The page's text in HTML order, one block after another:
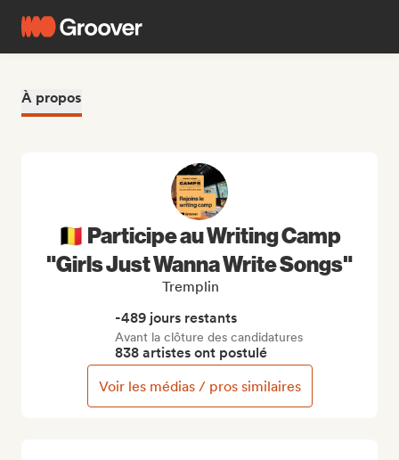
À propos
🇧🇪 Participe au Writing Camp
"Girls Just Wanna Write Songs"
Tremplin
-489 jours restants
Avant la clôture des candidatures
838 artistes ont postulé
Voir les médias / pros similaires